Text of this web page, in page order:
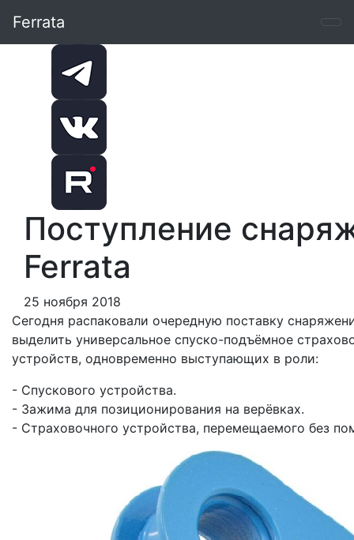
Ferrata
Поступление
Ferrata
25 ноября 2018
Сегодня распаковали очередную поставку
выделить универсальное спуско-подъёмное
устройств, одновременно выступающих в роли:
- Спускового устройства.
- Зажима для позиционирования на верёвках.
- Страховочного устройства, перемещаемого без